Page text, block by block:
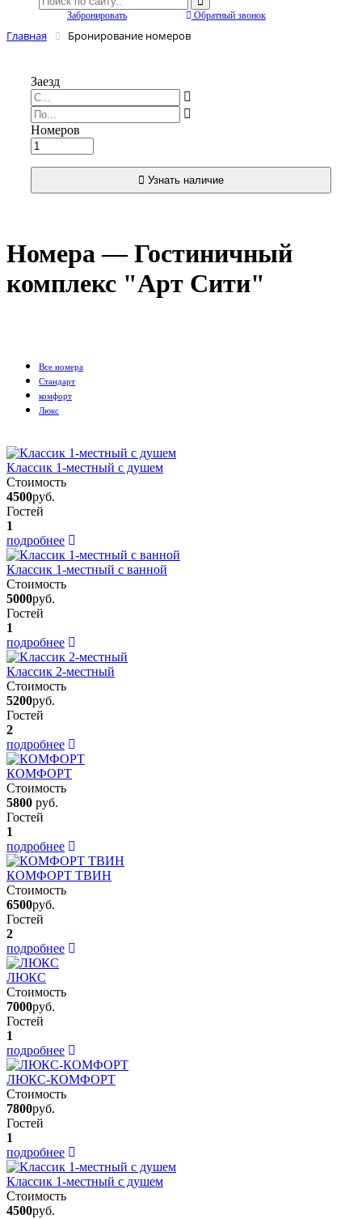
Забронировать Обратный звонок
Главная Бронирование номеров
Заезд
Номеров
Узнать наличие
Номера — Гостиничный
комплекс "Арт Сити"
Вcе номера
Стандарт
комфорт
Люкс
Классик 1-местный с душем
Стоимость
4500руб.
Гостей
1
подробнее
Классик 1-местный с ванной
Стоимость
5000руб.
Гостей
1
подробнее
Классик 2-местный
Стоимость
5200руб.
Гостей
2
подробнее
КОМФОРТ
Стоимость
5800 руб.
Гостей
1
подробнее
КОМФОРТ ТВИН
Стоимость
6500руб.
Гостей
2
подробнее
ЛЮКС
Стоимость
7000руб.
Гостей
1
подробнее
ЛЮКС-КОМФОРТ
Стоимость
7800руб.
Гостей
1
подробнее
Классик 1-местный с душем
Стоимость
4500руб.